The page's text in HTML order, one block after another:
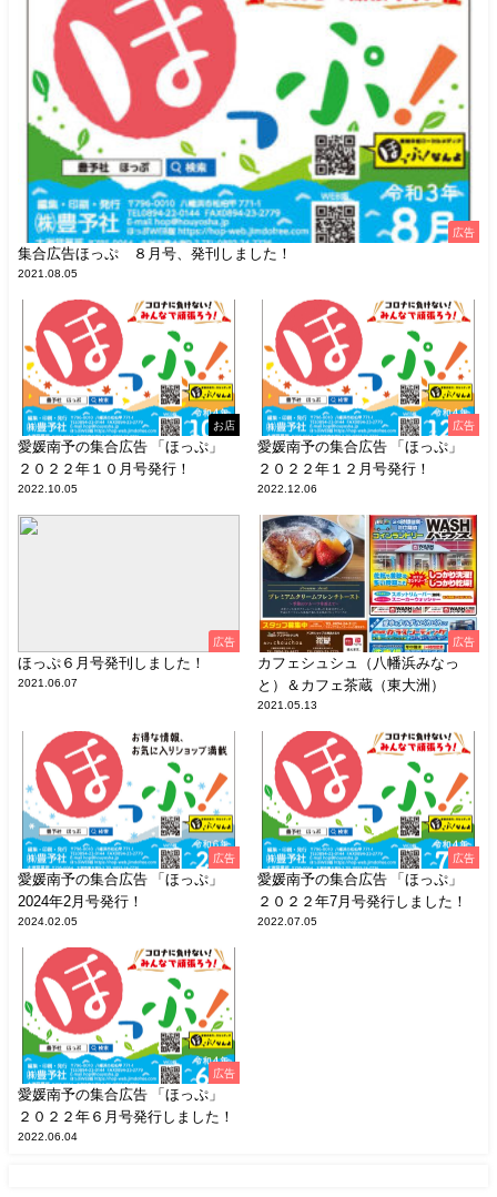
広告
集合広告ほっぷ ８月号、発刊しました！
2021.08.05
お店
愛媛南予の集合広告 「ほっぷ」
２０２２年１０月号発行！
2022.10.05
広告
愛媛南予の集合広告 「ほっぷ」
２０２２年１２月号発行！
2022.12.06
広告
ほっぷ６月号発刊しました！
2021.06.07
広告
カフェシュシュ（八幡浜みなっ
と）＆カフェ茶蔵（東大洲）
2021.05.13
広告
愛媛南予の集合広告 「ほっぷ」
2024年2月号発行！
2024.02.05
広告
愛媛南予の集合広告 「ほっぷ」
２０２２年7月号発行しました！
2022.07.05
広告
愛媛南予の集合広告 「ほっぷ」
２０２２年６月号発行しました！
2022.06.04